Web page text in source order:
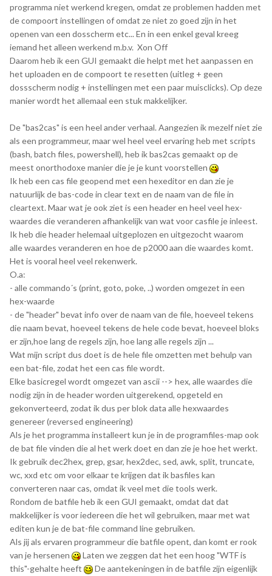
programma niet werkend kregen, omdat ze problemen hadden met
de compoort instellingen of omdat ze niet zo goed zijn in het
openen van een dosscherm etc... En in een enkel geval kreeg
iemand het alleen werkend m.b.v. Xon Off
Daarom heb ik een GUI gemaakt die helpt met het aanpassen en
het uploaden en de compoort te resetten (uitleg + geen
dossscherm nodig + instellingen met een paar muisclicks). Op deze
manier wordt het allemaal een stuk makkelijker.
De "bas2cas" is een heel ander verhaal. Aangezien ik mezelf niet zie
als een programmeur, maar wel heel veel ervaring heb met scripts
(bash, batch files, powershell), heb ik bas2cas gemaakt op de
meest onorthodoxe manier die je je kunt voorstellen
Ik heb een cas file geopend met een hexeditor en dan zie je
natuurlijk de bas-code in clear text en de naam van de file in
cleartext. Maar wat je ook ziet is een header en heel veel hex-
waardes die veranderen afhankelijk van wat voor casfile je inleest.
Ik heb die header helemaal uitgeplozen en uitgezocht waarom
alle waardes veranderen en hoe de p2000 aan die waardes komt.
Het is vooral heel veel rekenwerk.
O.a:
- alle commando´s (print, goto, poke, ..) worden omgezet in een
hex-waarde
- de "header" bevat info over de naam van de file, hoeveel tekens
die naam bevat, hoeveel tekens de hele code bevat, hoeveel bloks
er zijn,hoe lang de regels zijn, hoe lang alle regels zijn ...
Wat mijn script dus doet is de hele file omzetten met behulp van
een bat-file, zodat het een cas file wordt.
Elke basicregel wordt omgezet van ascii --> hex, alle waardes die
nodig zijn in de header worden uitgerekend, opgeteld en
gekonverteerd, zodat ik dus per blok data alle hexwaardes
genereer (reversed engineering)
Als je het programma installeert kun je in de programfiles-map ook
de bat file vinden die al het werk doet en dan zie je hoe het werkt.
Ik gebruik dec2hex, grep, gsar, hex2dec, sed, awk, split, truncate,
wc, xxd etc om voor elkaar te krijgen dat ik basfiles kan
converteren naar cas, omdat ik veel met die tools werk.
Rondom de batfile heb ik een GUI gemaakt, omdat dat dat
makkelijker is voor iedereen die het wil gebruiken, maar met wat
editen kun je de bat-file command line gebruiken.
Als jij als ervaren programmeur die batfile opent, dan komt er rook
van je hersenen
Laten we zeggen dat het een hoog "WTF is
this"-gehalte heeft
De aantekeningen in de batfile zijn eigenlijk